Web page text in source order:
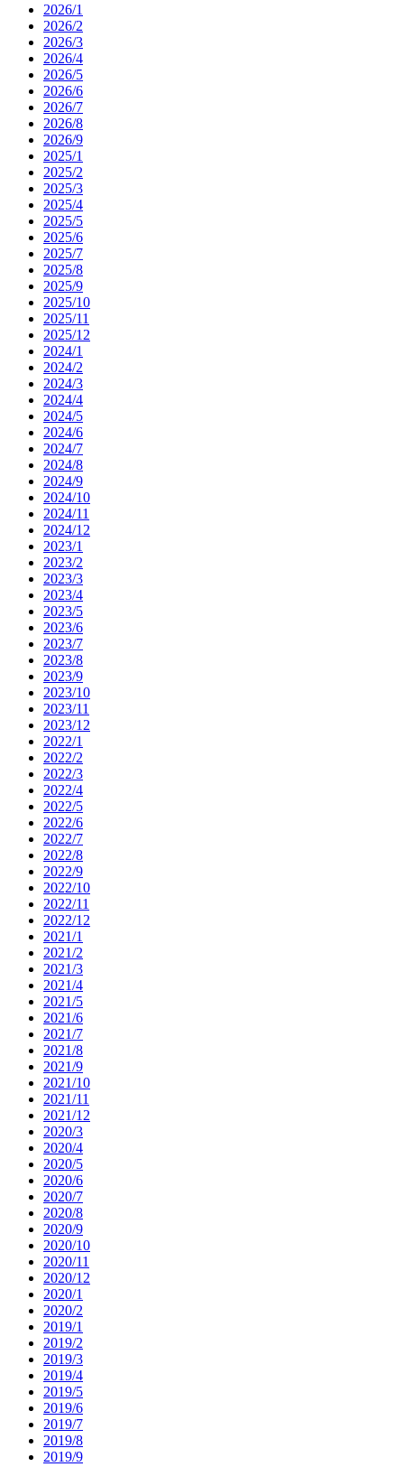
2026/1
2026/2
2026/3
2026/4
2026/5
2026/6
2026/7
2026/8
2026/9
2025/1
2025/2
2025/3
2025/4
2025/5
2025/6
2025/7
2025/8
2025/9
2025/10
2025/11
2025/12
2024/1
2024/2
2024/3
2024/4
2024/5
2024/6
2024/7
2024/8
2024/9
2024/10
2024/11
2024/12
2023/1
2023/2
2023/3
2023/4
2023/5
2023/6
2023/7
2023/8
2023/9
2023/10
2023/11
2023/12
2022/1
2022/2
2022/3
2022/4
2022/5
2022/6
2022/7
2022/8
2022/9
2022/10
2022/11
2022/12
2021/1
2021/2
2021/3
2021/4
2021/5
2021/6
2021/7
2021/8
2021/9
2021/10
2021/11
2021/12
2020/3
2020/4
2020/5
2020/6
2020/7
2020/8
2020/9
2020/10
2020/11
2020/12
2020/1
2020/2
2019/1
2019/2
2019/3
2019/4
2019/5
2019/6
2019/7
2019/8
2019/9